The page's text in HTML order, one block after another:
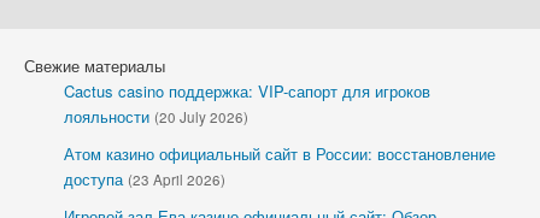
Свежие материалы
Cactus casino поддержка: VIP-сапорт для игроков
лояльности (20 July 2026)
Атом казино официальный сайт в России: восстановление
доступа (23 April 2026)